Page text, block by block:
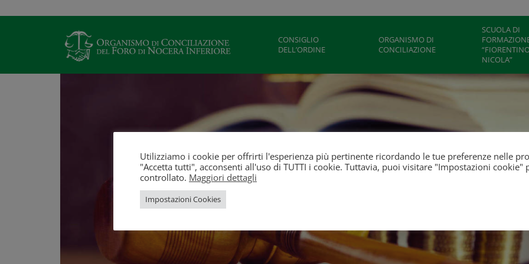
CONSIGLIO
DELL’ORDINE
ORGANISMO DI
CONCILIAZIONE
SCUOLA DI
NICOLA”
Utilizziamo i cookie per offrirti l'esperienza più pertinente ricordando le tue preferenze nelle
"Accetta tutti", acconsenti all'uso di TUTTI i cookie. Tuttavia, puoi visitare "Impostazioni cookie"
controllato. Maggiori dettagli
Impostazioni Cookies